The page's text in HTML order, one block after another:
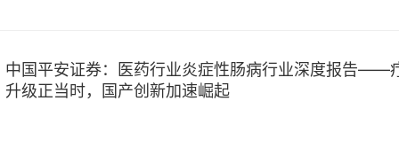
中国平安证券：医药行业炎症性肠病行业深度报告——
升级正当时，国产创新加速崛起